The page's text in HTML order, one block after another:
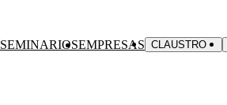
SEMINARIOSEMPRESAS CLAUSTRO